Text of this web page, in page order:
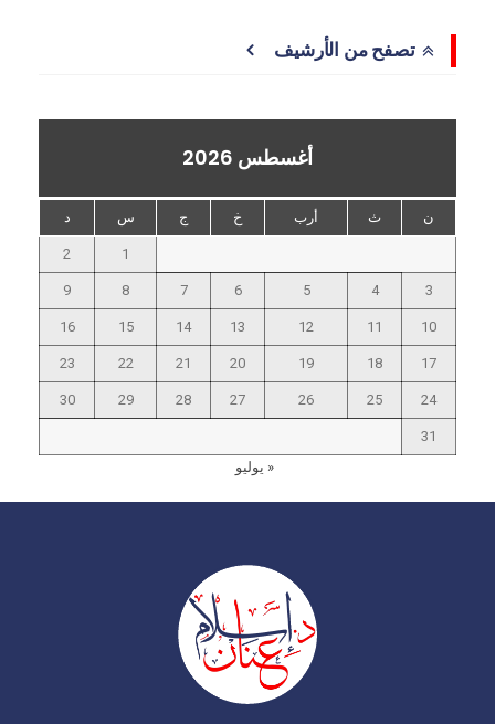
تصفح من الأرشيف
أغسطس 2026
ن ث أرب خ ج س د
1
2
3
4
5
6
7
8
9
10
11
12
13
14
15
16
17
18
19
20
21
22
23
24
25
26
27
28
29
30
31
« يوليو